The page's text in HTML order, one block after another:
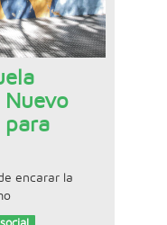
para
encarar la